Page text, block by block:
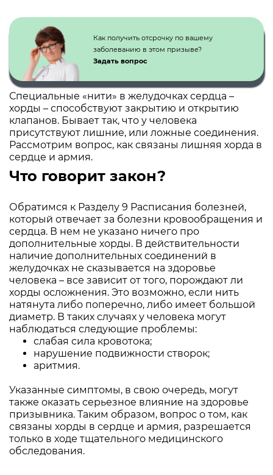
Как получить отсрочку по вашему
заболеванию в этом призыве?
Задать вопрос
Специальные «нити» в желудочках сердца –
хорды – способствуют закрытию и открытию
клапанов. Бывает так, что у человека
присутствуют лишние, или ложные соединения.
Рассмотрим вопрос, как связаны лишняя хорда в
сердце и армия.
Что говорит закон?
Обратимся к Разделу 9 Расписания болезней,
который отвечает за болезни кровообращения и
сердца. В нем не указано ничего про
дополнительные хорды. В действительности
наличие дополнительных соединений в
желудочках не сказывается на здоровье
человека – все зависит от того, порождают ли
хорды осложнения. Это возможно, если нить
натянута либо поперечно, либо имеет большой
диаметр. В таких случаях у человека могут
наблюдаться следующие проблемы:
слабая сила кровотока;
нарушение подвижности створок;
аритмия.
Указанные симптомы, в свою очередь, могут
также оказать серьезное влияние на здоровье
призывника. Таким образом, вопрос о том, как
связаны хорды в сердце и армия, разрешается
только в ходе тщательного медицинского
обследования.